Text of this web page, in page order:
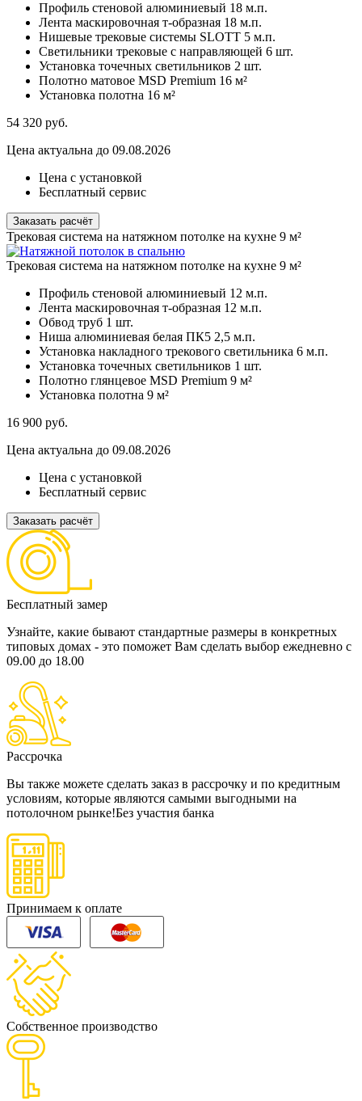
Профиль стеновой алюминиевый 18 м.п.
Лента маскировочная т-образная 18 м.п.
Нишевые трековые системы SLOTT 5 м.п.
Светильники трековые с направляющей 6 шт.
Установка точечных светильников 2 шт.
Полотно матовое MSD Premium 16 м²
Установка полотна 16 м²
54 320 руб.
Цена актуальна до 09.08.2026
Цена с установкой
Бесплатный сервис
Заказать расчёт
Трековая система на натяжном потолке на кухне 9 м²
Трековая система на натяжном потолке на кухне 9 м²
Профиль стеновой алюминиевый 12 м.п.
Лента маскировочная т-образная 12 м.п.
Обвод труб 1 шт.
Ниша алюминиевая белая ПК5 2,5 м.п.
Установка накладного трекового светильника 6 м.п.
Установка точечных светильников 1 шт.
Полотно глянцевое MSD Premium 9 м²
Установка полотна 9 м²
16 900 руб.
Цена актуальна до 09.08.2026
Цена с установкой
Бесплатный сервис
Заказать расчёт
Бесплатный замер
Узнайте, какие бывают стандартные размеры в конкретных
типовых домах - это поможет Вам сделать выбор ежедневно с
09.00 до 18.00
Рассрочка
Вы также можете сделать заказ в рассрочку и по кредитным
условиям, которые являются самыми выгодными на
потолочном рынке!Без участия банка
Принимаем к оплате
Собственное производство